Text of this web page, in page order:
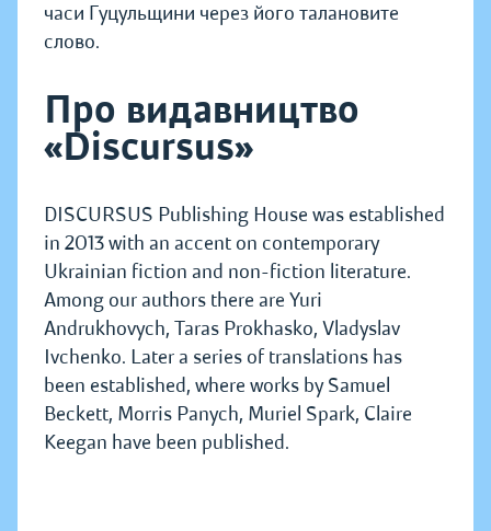
часи Гуцульщини через його талановите
слово.
Про видавництво
«Discursus»
DISCURSUS Publishing House was established
in 2013 with an accent on contemporary
Ukrainian fiction and non-fiction literature.
Among our authors there are Yuri
Andrukhovych, Taras Prokhasko, Vladyslav
Ivchenko. Later a series of translations has
been established, where works by Samuel
Beckett, Morris Panych, Muriel Spark, Claire
Keegan have been published.